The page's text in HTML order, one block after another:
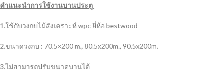
คำแนะนำการใช้งานบานประตู
1.ใช้กับวงกบไม้สังเคราะห์ wpc ยี่ห้อ bestwood
2.ขนาดวงกบ : 70.5×200 m., 80.5x200m., 90.5x200m.
3.ไม่สามารถปรับขนาดบานได้